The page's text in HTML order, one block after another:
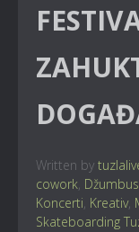
Written by
cowork,
Koncerti, Kreativ,
Skateboarding